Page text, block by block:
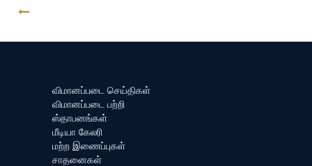
விமானப்படை செய்திகள்
விமானப்படை பற்றி
ஸ்தாபனங்கள்
மீடியா கேலரி
மற்ற இணைப்புகள்
சாதனைகள்